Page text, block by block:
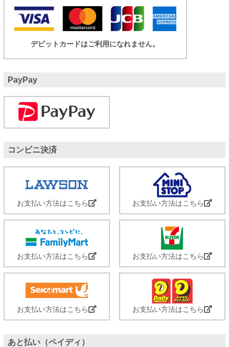
デビットカードはご利用になれません。
PayPay
コンビニ決済
お支払い方法はこちら お支払い方法はこちら
お支払い方法はこちら お支払い方法はこちら
お支払い方法はこちら お支払い方法はこちら
あと払い（ペイディ）